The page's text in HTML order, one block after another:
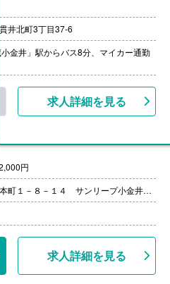
道2km以上（ガソリン代は規定内支
1回）
井北町3丁目37-6
金井」駅からバス8分、マイカー通勤
求人詳細を見る
円
東京都小金井市本町１－８－１４ サンリープ小金井１階まなびの森 保育園小金井プチ・クレイシュ
求人詳細を見る